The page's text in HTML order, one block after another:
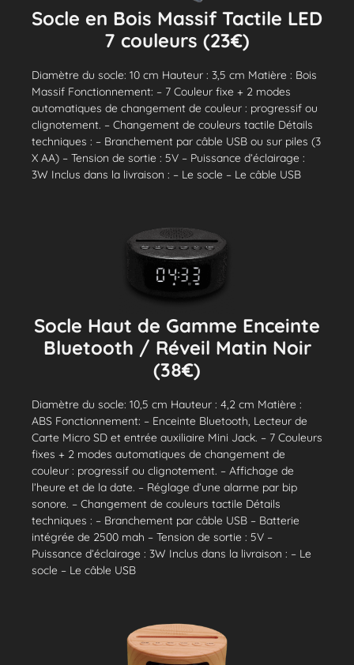
Socle en Bois Massif Tactile LED
7 couleurs (23€)
Diamètre du socle: 10 cm Hauteur : 3,5 cm Matière : Bois
Massif Fonctionnement: – 7 Couleur fixe + 2 modes
automatiques de changement de couleur : progressif ou
clignotement. – Changement de couleurs tactile Détails
techniques : – Branchement par câble USB ou sur piles (3
X AA) – Tension de sortie : 5V – Puissance d’éclairage :
3W Inclus dans la livraison : – Le socle – Le câble USB
Socle Haut de Gamme Enceinte
Bluetooth / Réveil Matin Noir
(38€)
Diamètre du socle: 10,5 cm Hauteur : 4,2 cm Matière :
ABS Fonctionnement: – Enceinte Bluetooth, Lecteur de
Carte Micro SD et entrée auxiliaire Mini Jack. – 7 Couleurs
fixes + 2 modes automatiques de changement de
couleur : progressif ou clignotement. – Affichage de
l’heure et de la date. – Réglage d’une alarme par bip
sonore. – Changement de couleurs tactile Détails
techniques : – Branchement par câble USB – Batterie
intégrée de 2500 mah – Tension de sortie : 5V –
Puissance d’éclairage : 3W Inclus dans la livraison : – Le
socle – Le câble USB